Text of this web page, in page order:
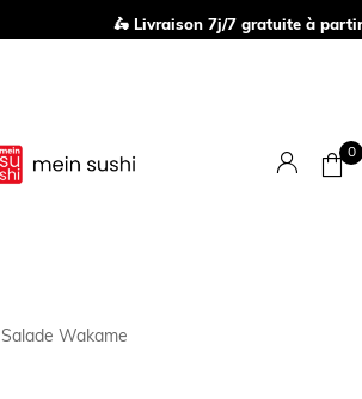
🛵 Livraison 7j/7 gratuite à partir
0
Salade Wakame